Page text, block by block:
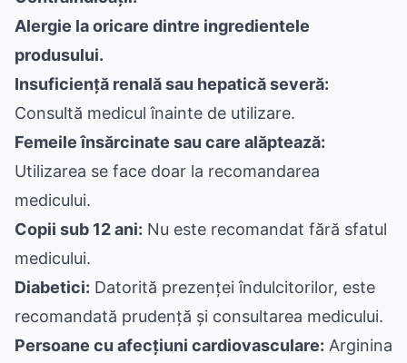
Alergie la oricare dintre ingredientele
produsului.
Insuficiență renală sau hepatică severă:
Consultă medicul înainte de utilizare.
Femeile însărcinate sau care alăptează:
Utilizarea se face doar la recomandarea
medicului.
Copii sub 12 ani: Nu este recomandat fără sfatul
medicului.
Diabetici: Datorită prezenței îndulcitorilor, este
recomandată prudență și consultarea medicului.
Persoane cu afecțiuni cardiovasculare: Arginina